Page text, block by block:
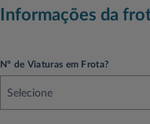
Informações da
Nº de Viaturas em Frota?
Selecione